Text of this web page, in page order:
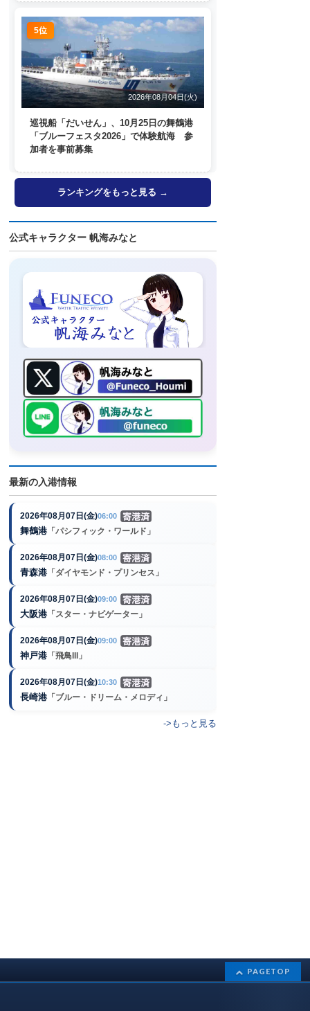
5位
2026年08月04日(火)
巡視船「だいせん」、10月25日の舞鶴港
「ブルーフェスタ2026」で体験航海 参
加者を事前募集
ランキングをもっと見る →
公式キャラクター 帆海みなと
最新の入港情報
2026年08月07日(金)06:00
舞鶴港 「パシフィック・ワールド」
2026年08月07日(金)08:00
青森港 「ダイヤモンド・プリンセス」
2026年08月07日(金)09:00
大阪港 「スター・ナビゲーター」
2026年08月07日(金)09:00
神戸港 「飛鳥III」
2026年08月07日(金)10:30
長崎港 「ブルー・ドリーム・メロディ」
->もっと見る
PAGETOP